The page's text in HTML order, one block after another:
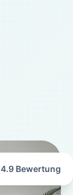
4.9 Bewertung